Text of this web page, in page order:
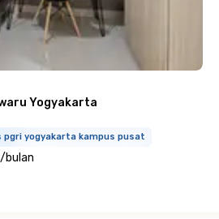
Yogyakarta
yogyakarta kampus pusat
/bulan